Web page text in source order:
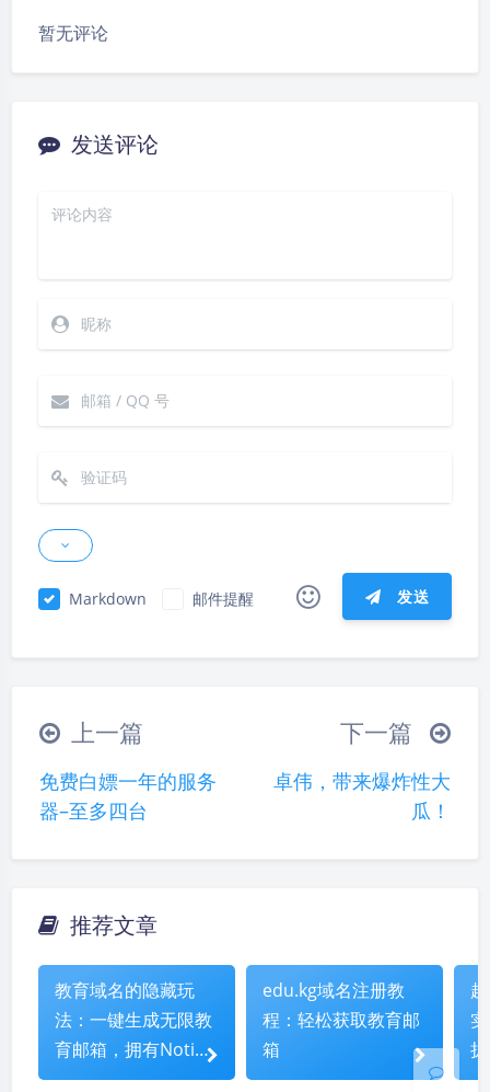
夜间模式
Sans Serif
浅阴影 深阴影
暂无评论
发送评论
Markdown 邮件提醒 发送
|´・ω・)ノ ヾ(≧∇≦*)ゝ
(☆ω☆)
∠( ᐛ 」∠)＿
୧(๑•̀⌄•́๑)૭
(ノ°ο°)ノ
(´இ皿இ｀)
(╯°A°)╯︵○○○
φ(￣∇￣o)
Σ(っ °Д °;)っ
o(*////▽////*)q
( ๑´•ω•) "(ㆆᴗㆆ)
上一篇
免费白嫖一年的服务
器–至多四台
下一篇
卓伟，带来爆炸性大
瓜！
推荐文章
教育域名的隐藏玩
法：一键生成无限教
育邮箱，拥有Notion
等权益
edu.kg域名注册教
程：轻松获取教育邮
箱